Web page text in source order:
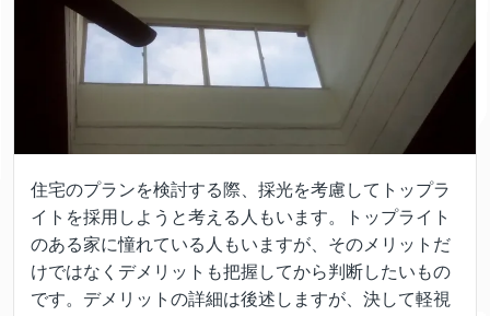
住宅のプランを検討する際、採光を考慮してトップラ
イトを採用しようと考える人もいます。トップライト
のある家に憧れている人もいますが、そのメリットだ
けではなくデメリットも把握してから判断したいもの
です。デメリットの詳細は後述しますが、決して軽視